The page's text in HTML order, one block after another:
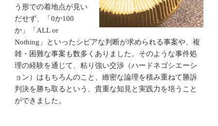
う形での着地点が見い
だせず、「0か100
か」「ALL or
Nothing」といったシビアな判断が求められる事案や、複
雑・困難な事案も数多くありました。そのような事件処
理の経験を通じて、粘り強い交渉（ハードネゴシエーシ
ョン）はもちろんのこと、緻密な論理を積み重ねて勝訴
判決を勝ち取るという、貴重な知見と実践力を培うこと
ができました。